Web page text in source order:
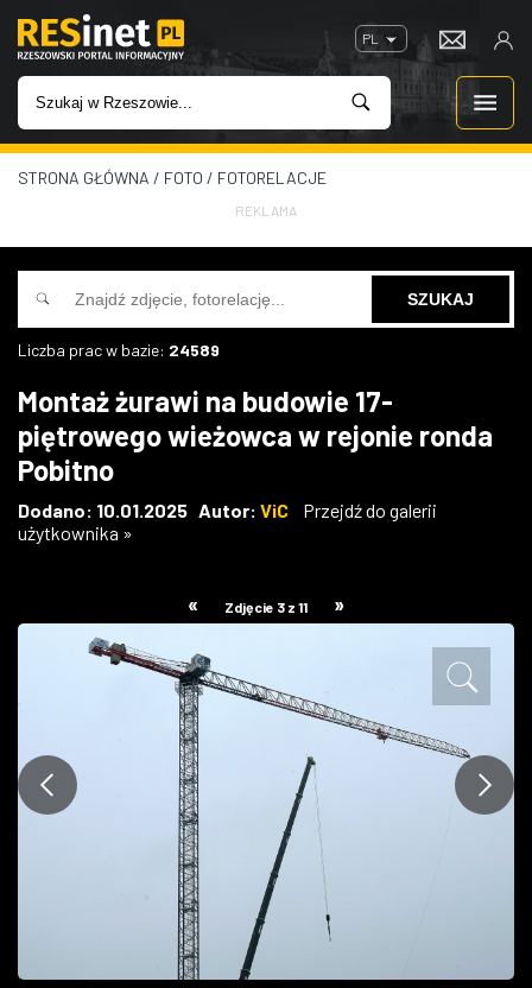
PL
WIADOMOŚCI
INWESTYCJE
IMPREZY
W KINACH
GASTRONOMIA
W RZESZOWIE
STRONA GŁÓWNA / FOTO / FOTORELACJE
REKLAMA
Liczba prac w bazie: 24589
Montaż żurawi na budowie 17-
piętrowego wieżowca w rejonie ronda
Pobitno
Dodano: 10.01.2025 Autor: ViC
Przejdź do galerii
użytkownika »
« Zdjęcie 3 z 11 »